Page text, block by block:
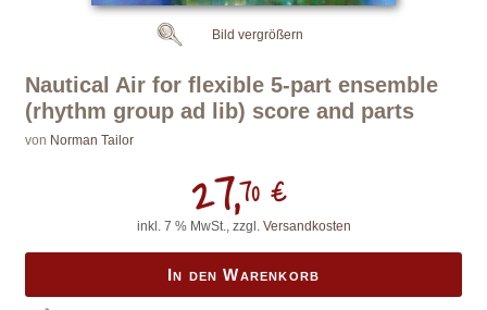
Nautical Air for flexible 5-part ensemble
(rhythm group ad lib) score and parts
von Norman Tailor
27,70 €
inkl. 7 % MwSt., zzgl. Versandkosten
In den Warenkorb
Bild vergrößern